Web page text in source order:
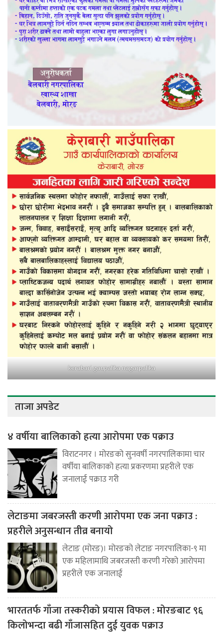
kerabari gaupalika nagarpalika
ताजा अपडेट
४ वर्षीया बालिकाको हत्या आरोपमा एक पक्राउ
विराटनगर । मोरङको सुनवर्षी नगरपालिकामा चार
वर्षीया बालिकाको हत्या प्रकरणमा प्रहरीले एक
जनालाई पक्राउ गरी
लेटाङमा जबरजस्ती करणी आरोपमा एक जना पक्राउ :
प्रहरीले अनुसन्धान तीव्र बनायो
लेटाङ (मोरङ)। मोरङको लेटाङ नगरपालिका-९ मा
एक महिलामाथि जबरजस्ती करणी गरेको आरोपमा
प्रहरीले एक जनालाई
भारततर्फ गाँजा तस्करीको प्रयास विफल : मोरङबाट ९६
किलोभन्दा बढी गाँजासहित दुई युवक पक्राउ